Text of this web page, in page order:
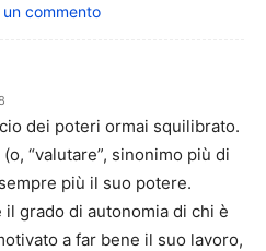
commento
dei poteri ormai squilibrato.
“valutare”, sinonimo più di
più il suo potere.
il grado di autonomia di chi è
a far bene il suo lavoro,